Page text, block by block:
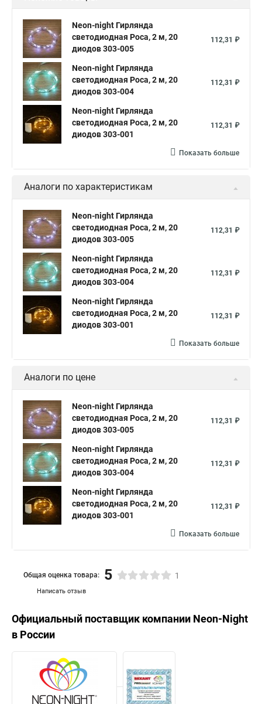
Neon-night Гирлянда
светодиодная Роса, 2 м, 20
диодов 303-005
112,31 ₽
Neon-night Гирлянда
светодиодная Роса, 2 м, 20
диодов 303-004
112,31 ₽
Neon-night Гирлянда
светодиодная Роса, 2 м, 20
диодов 303-001
112,31 ₽
Показать больше
Аналоги по характеристикам
Neon-night Гирлянда
светодиодная Роса, 2 м, 20
диодов 303-005
112,31 ₽
Neon-night Гирлянда
светодиодная Роса, 2 м, 20
диодов 303-004
112,31 ₽
Neon-night Гирлянда
светодиодная Роса, 2 м, 20
диодов 303-001
112,31 ₽
Показать больше
Аналоги по цене
Neon-night Гирлянда
светодиодная Роса, 2 м, 20
диодов 303-005
112,31 ₽
Neon-night Гирлянда
светодиодная Роса, 2 м, 20
диодов 303-004
112,31 ₽
Neon-night Гирлянда
светодиодная Роса, 2 м, 20
диодов 303-001
112,31 ₽
Показать больше
Написать отзыв
Общая оценка товара: 5 1
Официальный поставщик компании Neon-Night
в России